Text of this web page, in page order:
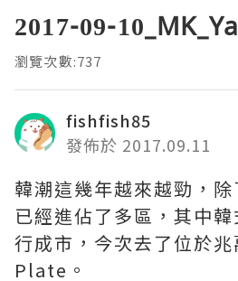
2017-09-
瀏覽次數:737
fishfish85
發佈於 2017.09.11
韓潮這幾年越來越勁，
已經進佔了多區，其中
行成市，今次去了位於
Plate。